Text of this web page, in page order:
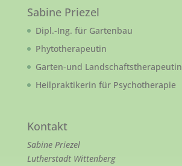
Sabine Priezel
Dipl.-Ing. für Gartenbau
Phytotherapeutin
Garten-und Landschaftstherapeutin
Heilpraktikerin für Psychotherapie
Kontakt
Sabine Priezel
Lutherstadt Wittenberg